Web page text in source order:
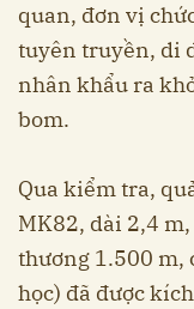
quan, đơn vị
tuyên truyền, di
nhân khẩu ra
bom.
Qua kiểm tra,
MK82, dài 2,4
thương 1.500 m,
học) đã được